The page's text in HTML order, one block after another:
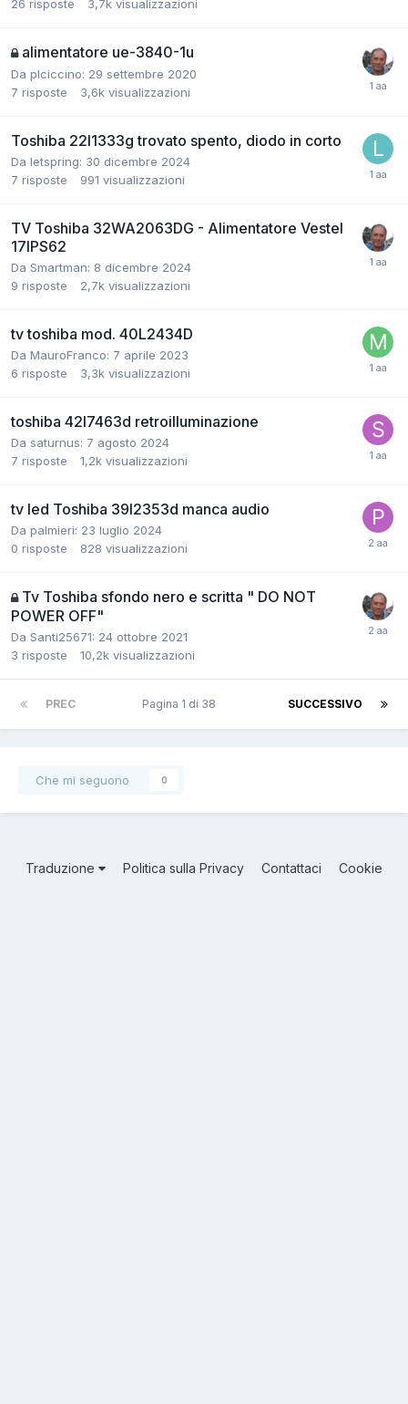
26 risposte 3,7k visualizzazioni
alimentatore ue-3840-1u
Da plciccino: 29 settembre 2020
7 risposte 3,6k visualizzazioni
Toshiba 22l1333g trovato spento, diodo in corto
Da letspring: 30 dicembre 2024
7 risposte 991 visualizzazioni
TV Toshiba 32WA2063DG - Alimentatore Vestel
17IPS62
Da Smartman: 8 dicembre 2024
9 risposte 2,7k visualizzazioni
tv toshiba mod. 40L2434D
Da MauroFranco: 7 aprile 2023
6 risposte 3,3k visualizzazioni
toshiba 42l7463d retroilluminazione
Da saturnus: 7 agosto 2024
7 risposte 1,2k visualizzazioni
tv led Toshiba 39l2353d manca audio
Da palmieri: 23 luglio 2024
0 risposte 828 visualizzazioni
Tv Toshiba sfondo nero e scritta " DO NOT
POWER OFF"
Da Santi25671: 24 ottobre 2021
3 risposte 10,2k visualizzazioni
PREC SUCCESSIVO
Pagina 1 di 38
Che mi seguono 0
Traduzione Politica sulla Privacy Contattaci Cookie